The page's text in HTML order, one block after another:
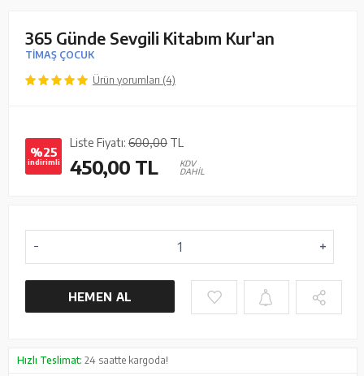
365 Günde Sevgili Kitabım Kur'an
TİMAŞ ÇOCUK
Ürün yorumları (4)
%25
indirimli
Liste Fiyatı: 600,00 TL
450,00 TL
KDV
DAHİL
HEMEN AL
Hızlı Teslimat: 24 saatte kargoda!